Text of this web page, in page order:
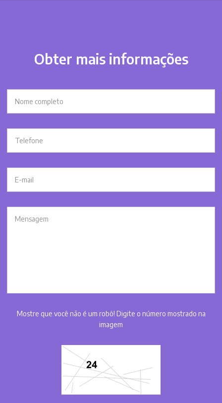
Obter mais informações
Mostre que você não é um robô! Digite o número mostrado na
imagem